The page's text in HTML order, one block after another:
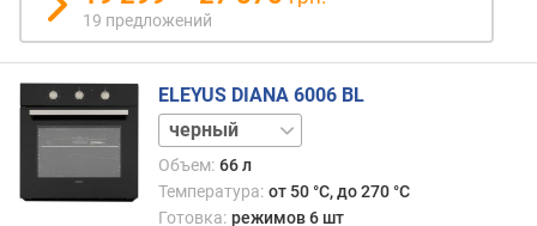
а
н
я
(
м
м
)
19 предложений
ELEYUS DIANA 6006 BL
бежевый
белый
Объем: 66 л
Температура: от 50 °C, до 270 °C
Готовка: режимов 6 шт